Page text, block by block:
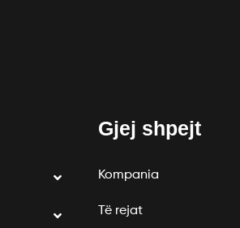
Gjej shpejt
Kompania
Të rejat